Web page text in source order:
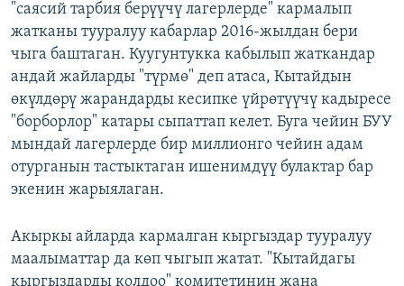
"саясий тарбия берүүчү лагерлерде" кармалып
жатканы тууралуу кабарлар 2016-жылдан бери
чыга баштаган. Куугунтукка кабылып жаткандар
андай жайларды "түрмө" деп атаса, Кытайдын
өкүлдөрү жарандарды кесипке үйрөтүүчү кадыресе
"борборлор" катары сыпаттап келет. Буга чейин БУУ
мындай лагерлерде бир миллионго чейин адам
отурганын тастыктаган ишенимдүү булактар бар
экенин жарыялаган.
Акыркы айларда кармалган кыргыздар тууралуу
маалыматтар да көп чыгып жатат. "Кытайдагы
кыргыздарды колдоо" комитетинин жана